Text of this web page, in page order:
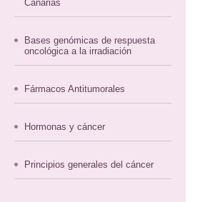
Canarias
Bases genómicas de respuesta
oncológica a la irradiación
Fármacos Antitumorales
Hormonas y cáncer
Principios generales del cáncer